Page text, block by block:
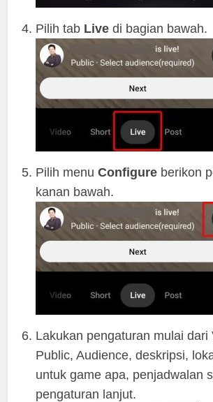
Pilih tab Live di bagian bawah.
Pilih menuConfigure berikon
kanan bawah.
Lakukan pengaturan mulai dari
Public, Audience, deskripsi,
untuk game apa, penjadwalan
pengaturan lanjut.